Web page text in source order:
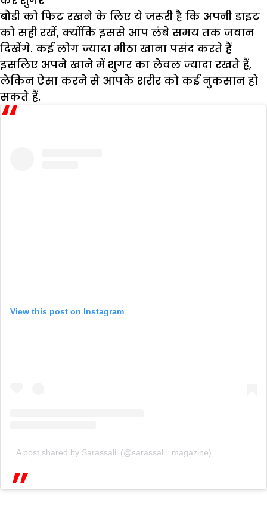
बौडी को फिट रखने के लिए ये जरूरी है कि अपनी डाइट
को सही रखें, क्योंकि इससे आप लंबे समय तक जवान
दिखेंगे. कई लोग ज्यादा मीठा खाना पसंद करते हैं
इसलिए अपने खाने में शुगर का लेवल ज्यादा रखते हैं,
लेकिन ऐसा करने से आपके शरीर को कई नुकसान हो
सकते हैं.
View this post on Instagram
A post shared by Sarassalil (@sarassalil_magazine)